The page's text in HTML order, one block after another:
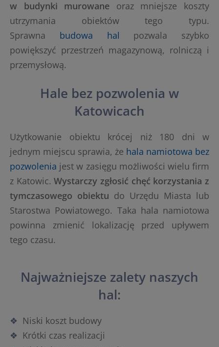
w budynki murowane oraz mniejsze koszty
utrzymania obiektów tego typu.
Sprawna budowa hal pozwala szybko
powiększyć przestrzeń magazynową, rolniczą i
przemysłową.
Hale bez pozwolenia w
Katowicach
Użytkowanie obiektu krócej niż 180 dni w
jednym miejscu sprawia, że hala namiotowa bez
pozwolenia jest w zasięgu możliwości wielu firm
z Katowic.Wystarczy zgłosić chęć korzystania z
tymczasowego obiektu do Urzędu Miasta lub
Starostwa Powiatowego. Taka hala namiotowa
powinna zmienić lokalizację przed upływem
tego czasu.
Najważniejsze zalety naszych
hal:
Niski koszt budowy
Krótki czas realizacji